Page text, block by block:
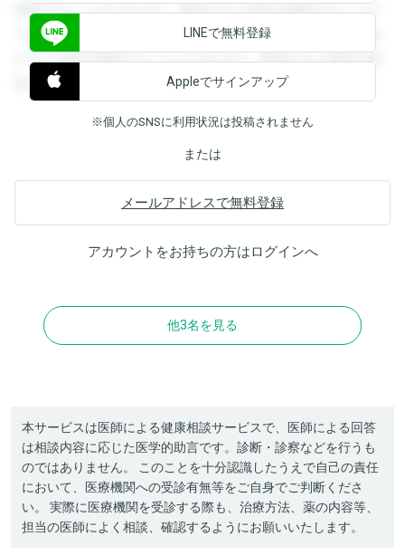
閲覧することができます。登録すると回答を閲覧することが
できます。登録すると回答を閲覧することができます。登録
すると回答を閲覧することができます。登録すると回答を閲
覧することができます。
LINEで無料登録
Appleでサインアップ
※個人のSNSに利用状況は投稿されません
または
メールアドレスで無料登録
アカウントをお持ちの方はログインへ
他3名を見る
本サービスは医師による健康相談サービスで、医師による回答
は相談内容に応じた医学的助言です。診断・診察などを行うも
のではありません。 このことを十分認識したうえで自己の責任
において、医療機関への受診有無等をご自身でご判断くださ
い。 実際に医療機関を受診する際も、治療方法、薬の内容等、
担当の医師によく相談、確認するようにお願いいたします。